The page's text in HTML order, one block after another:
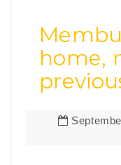
home,